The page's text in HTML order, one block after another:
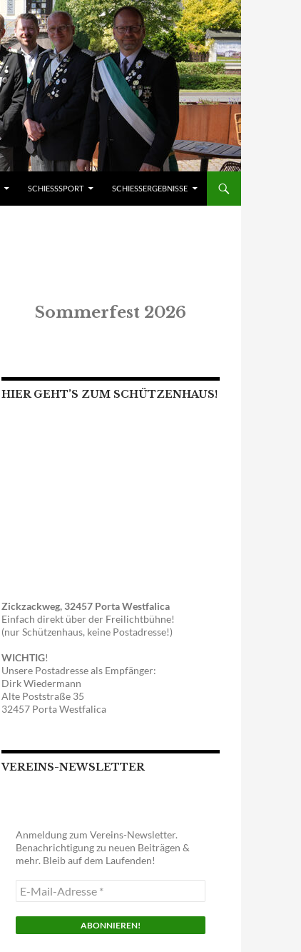
SCHIESSSPORT SCHIESSERGEBNISSE
Sommerfest 2026
HIER GEHT’S ZUM SCHÜTZENHAUS!
Zickzackweg, 32457 Porta Westfalica
Einfach direkt über der Freilichtbühne!
(nur Schützenhaus, keine Postadresse!)
WICHTIG!
Unsere Postadresse als Empfänger:
Dirk Wiedermann
Alte Poststraße 35
32457 Porta Westfalica
VEREINS-NEWSLETTER
Anmeldung zum Vereins-Newsletter.
Benachrichtigung zu neuen Beiträgen &
mehr. Bleib auf dem Laufenden!
E-
Mail-
Adresse